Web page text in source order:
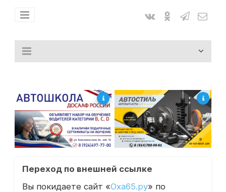
Переход по внешней ссылке
Вы покидаете сайт «Оха65.ру» по